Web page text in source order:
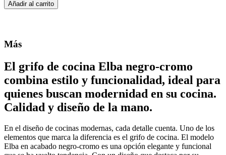
Añadir al carrito
Más
El grifo de cocina Elba negro-cromo
combina estilo y funcionalidad, ideal para
quienes buscan modernidad en su cocina.
Calidad y diseño de la mano.
En el diseño de cocinas modernas, cada detalle cuenta. Uno de los
elementos que marca la diferencia es el grifo de cocina. El modelo
Elba en acabado negro-cromo es una opción elegante y funcional